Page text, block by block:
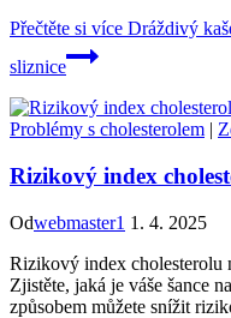
Přečtěte si více Dráždivý
sliznice
Problémy s cholesterolem |
Rizikový index
Odwebmaster1 1. 4. 2025
Rizikový index cholesterolu
Zjistěte, jaká je váše šance
způsobem můžete snížit